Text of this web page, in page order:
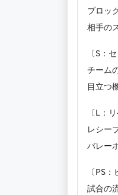
ブロッ
相手の
〔S：
チーム
目立つ
〔L：
レシー
バレー
〔PS
試合の